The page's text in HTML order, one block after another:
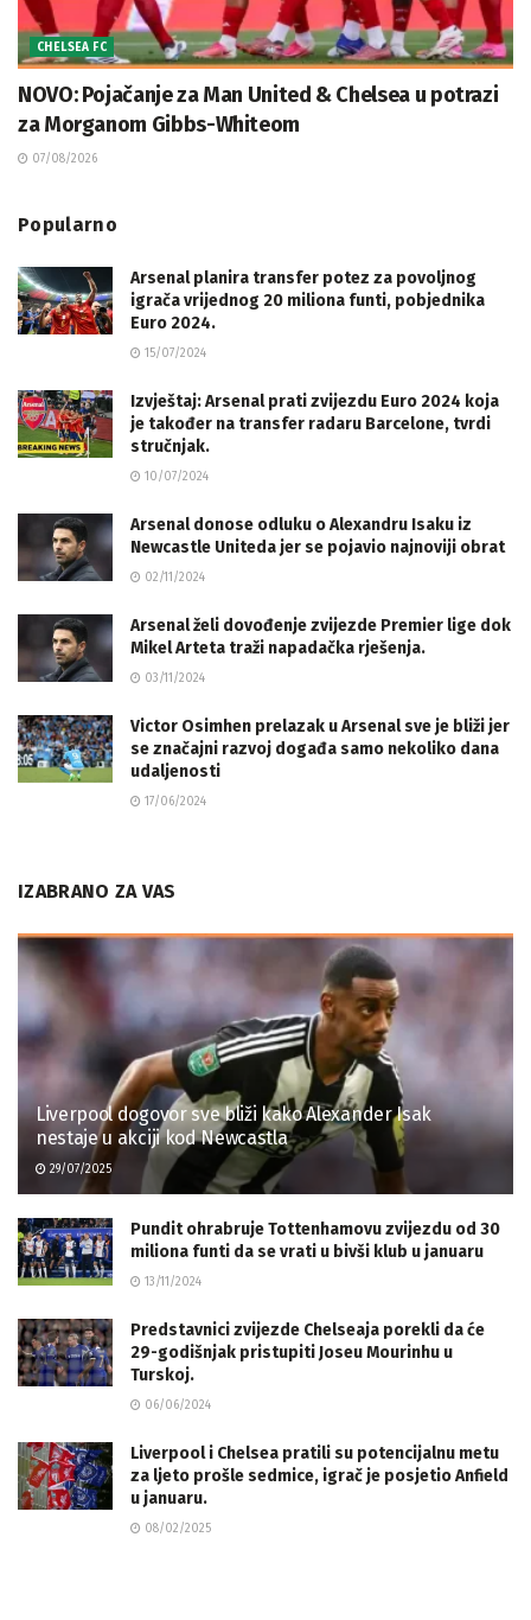
CHELSEA FC
NOVO: Pojačanje za Man United & Chelsea u potrazi
za Morganom Gibbs-Whiteom
07/08/2026
Popularno
Arsenal planira transfer potez za povoljnog
igrača vrijednog 20 miliona funti, pobjednika
Euro 2024.
15/07/2024
Izvještaj: Arsenal prati zvijezdu Euro 2024 koja
je također na transfer radaru Barcelone, tvrdi
stručnjak.
10/07/2024
Arsenal donose odluku o Alexandru Isaku iz
Newcastle Uniteda jer se pojavio najnoviji obrat
02/11/2024
Arsenal želi dovođenje zvijezde Premier lige dok
Mikel Arteta traži napadačka rješenja.
03/11/2024
Victor Osimhen prelazak u Arsenal sve je bliži jer
se značajni razvoj događa samo nekoliko dana
udaljenosti
17/06/2024
IZABRANO ZA VAS
Liverpool dogovor sve bliži kako Alexander Isak
nestaje u akciji kod Newcastla
29/07/2025
Pundit ohrabruje Tottenhamovu zvijezdu od 30
miliona funti da se vrati u bivši klub u januaru
13/11/2024
Predstavnici zvijezde Chelseaja porekli da će
29-godišnjak pristupiti Joseu Mourinhu u
Turskoj.
06/06/2024
Liverpool i Chelsea pratili su potencijalnu metu
za ljeto prošle sedmice, igrač je posjetio Anfield
u januaru.
08/02/2025